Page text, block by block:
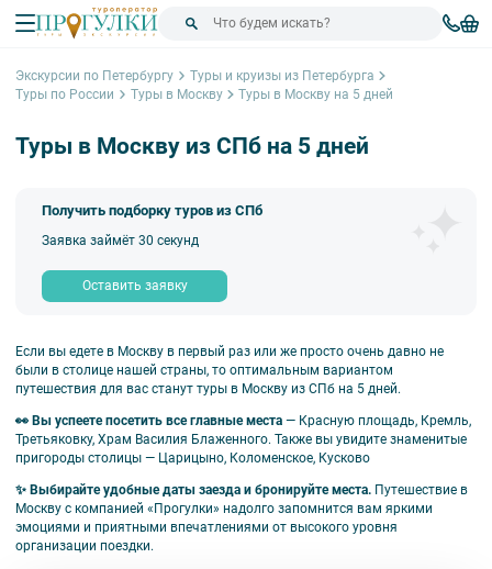
Экскурсии по Петербургу
Туры и круизы из Петербурга
Туры по России
Туры в Москву Туры в Москву на 5 дней
Туры в Москву из СПб на 5 дней
Получить подборку туров из СПб
Заявка займёт 30 секунд
Оставить заявку
Если вы едете в Москву в первый раз или же просто очень давно не
были в столице нашей страны, то оптимальным вариантом
путешествия для вас станут туры в Москву из СПб на 5 дней.
👀 Вы успеете посетить все главные места — Красную площадь, Кремль,
Третьяковку, Храм Василия Блаженного. Также вы увидите знаменитые
пригороды столицы — Царицыно, Коломенское, Кусково
✨ Выбирайте удобные даты заезда и бронируйте места. Путешествие в
Москву с компанией «Прогулки» надолго запомнится вам яркими
эмоциями и приятными впечатлениями от высокого уровня
организации поездки.